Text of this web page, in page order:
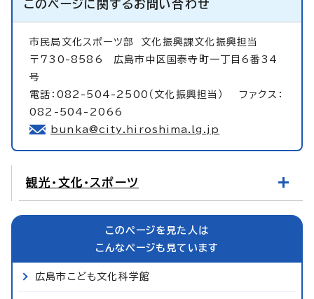
このページに関するお問い合わせ
市民局文化スポーツ部 文化振興課文化振興担当
〒730-8586 広島市中区国泰寺町一丁目6番34
号
電話：082-504-2500（文化振興担当） ファクス：
082-504-2066
bunka@city.hiroshima.lg.jp
観光・文化・スポーツ
このページを見た人は
こんなページも見ています
広島市こども文化科学館